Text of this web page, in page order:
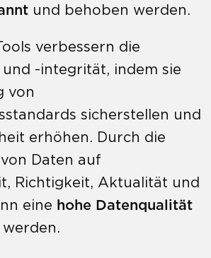
und behoben werden.
verbessern die
-integrität, indem sie
von
sicherstellen und
erhöhen. Durch die
Daten auf
Richtigkeit, Aktualität und
eine hohe Datenqualität